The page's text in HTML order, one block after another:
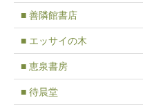
■ 善隣館書店
■ エッサイの木
■ 恵泉書房
■ 待晨堂